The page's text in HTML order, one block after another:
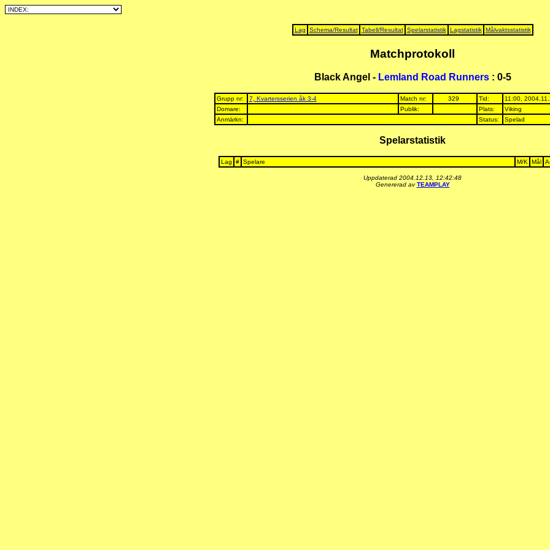
Lag Schema/Resultat Tabell/Resultat Spelarstatistik Lagstatistik Målvaktsstatistik
Matchprotokoll
Black Angel - Lemland Road Runners : 0-5
Grupp nr: 7, Kvartersserien åk 3-4 Match nr: 329 Tid:
11:00,
Domare:
Publik: Plats:
Viking
Anmärkn:
Status: Spelad
Spelarstatistik
Lag # Spelare M/K Mål
Uppdaterad 2004.12.13, 12:42:48
Genererad avTEAMPLAY